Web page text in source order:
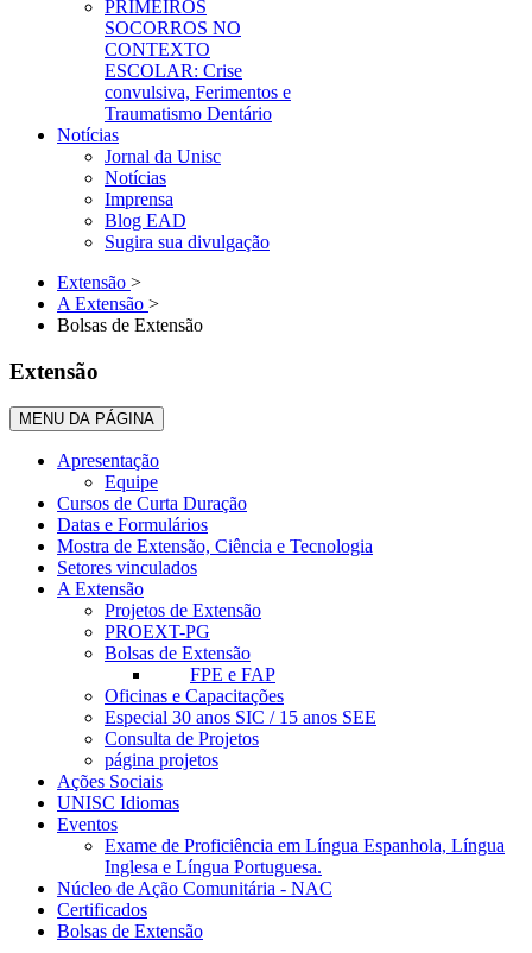
PRIMEIROS
SOCORROS NO
CONTEXTO
ESCOLAR: Crise
convulsiva, Ferimentos e
Traumatismo Dentário
Notícias
Jornal da Unisc
Notícias
Imprensa
Blog EAD
Sugira sua divulgação
Extensão >
A Extensão >
Bolsas de Extensão
Extensão
MENU DA PÁGINA
Apresentação
Equipe
Cursos de Curta Duração
Datas e Formulários
Mostra de Extensão, Ciência e Tecnologia
Setores vinculados
A Extensão
Projetos de Extensão
PROEXT-PG
Bolsas de Extensão
FPE e FAP
Oficinas e Capacitações
Especial 30 anos SIC / 15 anos SEE
Consulta de Projetos
página projetos
Ações Sociais
UNISC Idiomas
Eventos
Exame de Proficiência em Língua Espanhola, Língua
Inglesa e Língua Portuguesa.
Núcleo de Ação Comunitária - NAC
Certificados
Bolsas de Extensão